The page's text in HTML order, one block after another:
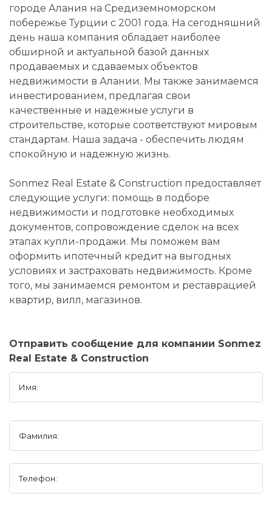
городе Алания на Средиземноморском
побережье Турции с 2001 года. На сегодняшний
день наша компания обладает наиболее
обширной и актуальной базой данных
продаваемых и сдаваемых объектов
недвижимости в Алании. Мы также занимаемся
инвестированием, предлагая свои
качественные и надежные услуги в
строительстве, которые соответствуют мировым
стандартам. Наша задача - обеспечить людям
спокойную и надежную жизнь.
Sonmez Real Estate & Construction предоставляет
следующие услуги: помощь в подборе
недвижимости и подготовке необходимых
документов, сопровождение сделок на всех
этапах купли-продажи. Мы поможем вам
оформить ипотечный кредит на выгодных
условиях и застраховать недвижимость. Кроме
того, мы занимаемся ремонтом и реставрацией
квартир, вилл, магазинов.
Отправить сообщение для компании Sonmez
Real Estate & Construction
Имя:
Фамилия:
Телефон: